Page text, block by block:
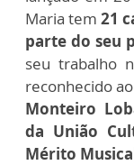
Maria tem 21
parte do seu
seu trabalho
reconhecido
Monteiro
da União
Mérito